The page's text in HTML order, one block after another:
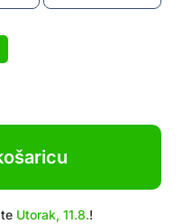
Utorak, 11.8.!